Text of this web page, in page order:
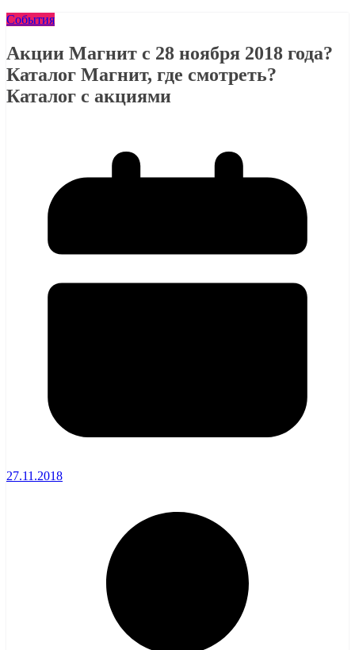
События
Акции Магнит с 28 ноября 2018 года?
Каталог Магнит, где смотреть?
Каталог с акциями
27.11.2018